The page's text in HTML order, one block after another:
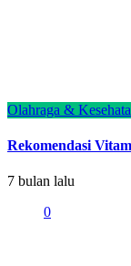
Olahraga &
Rekomendasi
7 bulan lalu
0